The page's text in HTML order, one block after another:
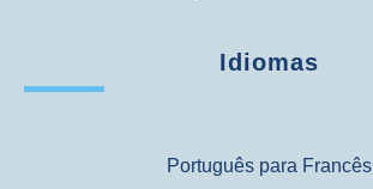
Idiomas
Português para Francês